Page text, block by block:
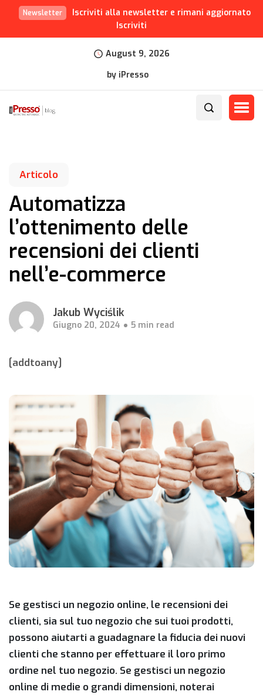
Newsletter
Iscriviti alla newsletter e rimani aggiornato
Iscriviti
August 9, 2026
by iPresso
Articolo
Automatizza
l’ottenimento delle
recensioni dei clienti
nell’e-commerce
Jakub Wyciślik
Giugno 20, 2024 5 min read
[addtoany]
Se gestisci un negozio online, le recensioni dei
clienti, sia sul tuo negozio che sui tuoi prodotti,
possono aiutarti a guadagnare la fiducia dei nuovi
clienti che stanno per effettuare il loro primo
ordine nel tuo negozio. Se gestisci un negozio
online di medie o grandi dimensioni, noterai